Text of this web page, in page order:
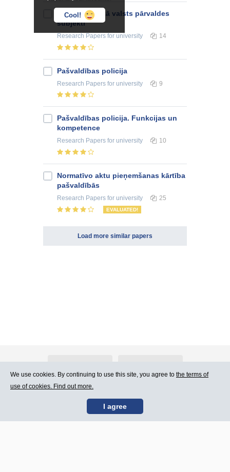
Cool!
Pašvaldības kā valsts pārvaldes
subjekti
Research Papers for university 14
Pašvaldības policija
Research Papers for university 9
Pašvaldības policija. Funkcijas un
kompetence
Research Papers for university 10
Normatīvo aktu pieņemšanas kārtība
pašvaldībās
Research Papers for university 25
EVALUATED!
Load more similar papers
Contact Us Terms of Use
We use cookies. By continuing to use this site, you agree to the terms of
use of cookies. Find out more.
I agree